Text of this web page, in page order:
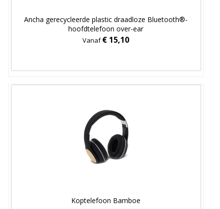
Ancha gerecycleerde plastic draadloze Bluetooth®-
hoofdtelefoon over-ear
Vanaf€ 15,10
Koptelefoon Bamboe